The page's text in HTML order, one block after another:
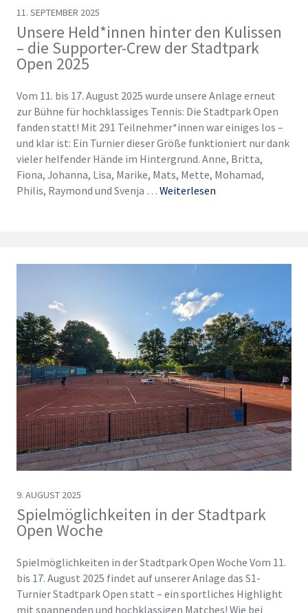
Unsere Held*innen hinter den Kulissen
– die Supporter-Crew der Stadtpark
Open 2025
11. SEPTEMBER 2025
Vom 11. bis 17. August 2025 wurde unsere Anlage erneut
zur Bühne für hochklassiges Tennis: Die Stadtpark Open
fanden statt! Mit 291 Teilnehmer*innen war einiges los –
und klar ist: Ein Turnier dieser Größe funktioniert nur dank
vieler helfender Hände im Hintergrund. Anne, Britta,
Fiona, Johanna, Lisa, Marike, Mats, Mette, Mohamad,
Philis, Raymond und Svenja … Weiterlesen
Spielmöglichkeiten in der Stadtpark
Open Woche
9. AUGUST 2025
Spielmöglichkeiten in der Stadtpark Open Woche Vom 11.
bis 17. August 2025 findet auf unserer Anlage das S1-
Turnier Stadtpark Open statt – ein sportliches Highlight
mit spannenden und hochklassigen Matches! Wie bei